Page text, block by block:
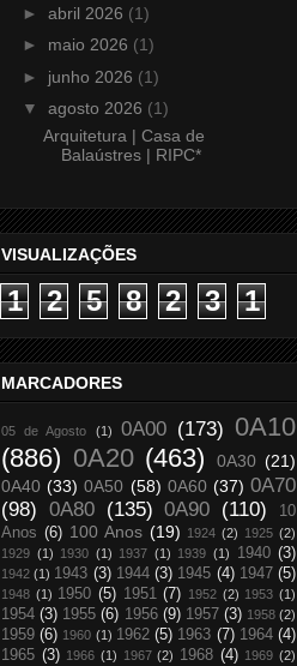
► abril 2026 (1)
► maio 2026 (1)
► junho 2026 (1)
▼ agosto 2026 (1)
Arquitetura | Casa de
Balaústres | RIPC*
VISUALIZAÇÕES
1 2 5 8 2 3 1
MARCADORES
05 de Agosto (1) 0A00 (173) 0A10
(886) 0A20 (463) 0A30 (21)
0A40 (33) 0A50 (58) 0A60 (37) 0A70
(98) 0A80 (135) 0A90 (110)
10
Anos (6) 100 Anos (19) 1924 (2) 1925 (2)
1929 (1) 1930 (1) 1937 (1) 1939 (1) 1940 (3)
1942 (1) 1943 (3) 1944 (3) 1945 (4) 1947 (5)
1948 (1) 1950 (5) 1951 (7) 1952 (2) 1953 (1)
1954 (3) 1955 (6) 1956 (9) 1957 (3) 1958 (2)
1959 (6) 1960 (1) 1962 (5) 1963 (7) 1964 (4)
1965 (3) 1966 (1) 1967 (2) 1968 (4) 1969 (2)